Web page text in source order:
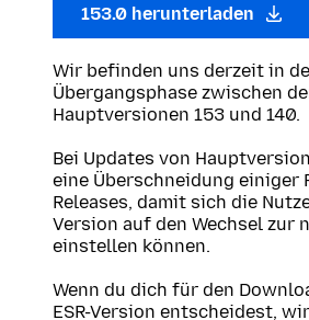
153.0 herunterladen
Wir befinden uns derzeit in
Übergangsphase zwischen
Hauptversionen 153 und 140.
Bei Updates von
eine Überschneidung einiger
Releases, damit sich die
Version auf den Wechsel zur
einstellen können.
Wenn du dich für den
ESR-Version entscheidest,